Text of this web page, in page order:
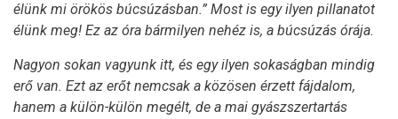
élünk mi örökös búcsúzásban.” Most is egy ilyen pillanatot
élünk meg! Ez az óra bármilyen nehéz is, a búcsúzás órája.
Nagyon sokan vagyunk itt, és egy ilyen sokaságban mindig
erő van. Ezt az erőt nemcsak a közösen érzett fájdalom,
hanem a külön-külön megélt, de a mai gyászszertartás